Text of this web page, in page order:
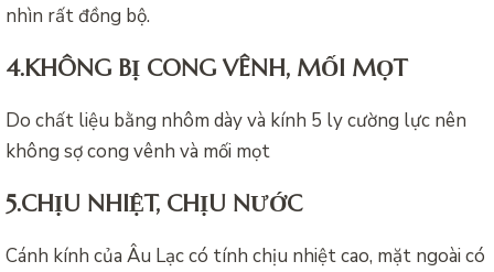
nhìn rất đồng bộ.
4.KHÔNG BỊ CONG VÊNH, MỐI MỌT
Do chất liệu bằng nhôm dày và kính 5 ly cường lực nên
không sợ cong vênh và mối mọt
5.CHỊU NHIỆT, CHỊU NƯỚC
Cánh kính của Âu Lạc có tính chịu nhiệt cao, mặt ngoài có